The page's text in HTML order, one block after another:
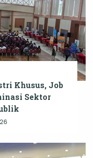
Khusus, Job
Sektor